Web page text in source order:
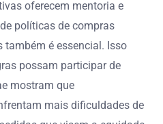
oferecem mentoria e
políticas de compras
é essencial. Isso
possam participar de
mostram que
mais dificuldades de